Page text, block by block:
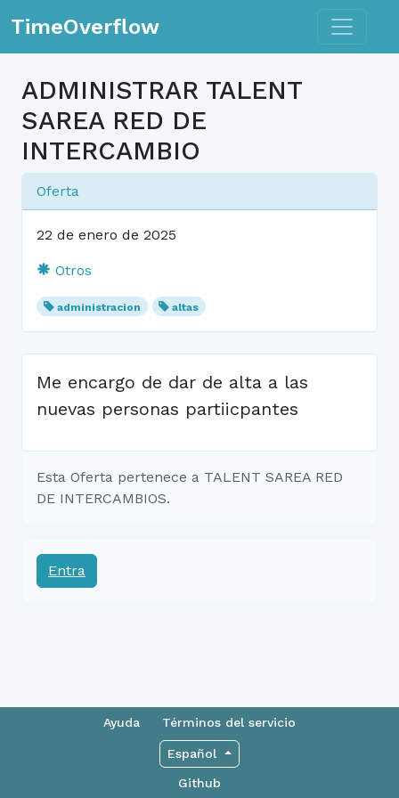
TimeOverflow Toggle
ADMINISTRAR TALENT
SAREA RED DE
INTERCAMBIO
Oferta
22 de enero de 2025
Otros
administracion altas
Me encargo de dar de alta a las
nuevas personas partiicpantes
Esta Oferta pertenece a TALENT SAREA RED
DE INTERCAMBIOS.
Entra
Ayuda Términos del servicio
Español
Github